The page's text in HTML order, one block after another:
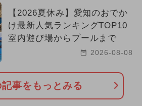
【2026夏休み】愛知のおでか
け最新人気ランキングTOP10
室内遊び場からプールまで
2026-08-08
事をもっとみる